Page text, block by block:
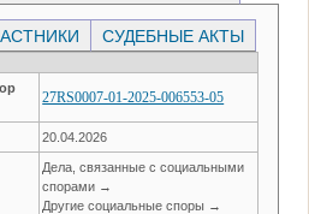
СУДЕБНЫЕ АКТЫ
27RS0007-01-2025-006553-05
20.04.2026
Дела, связанные с социальными
спорами →
Другие социальные споры →